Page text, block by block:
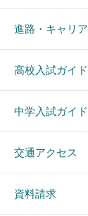
進路・キャリア
高校入試ガイド
中学入試ガイド
交通アクセス
資料請求